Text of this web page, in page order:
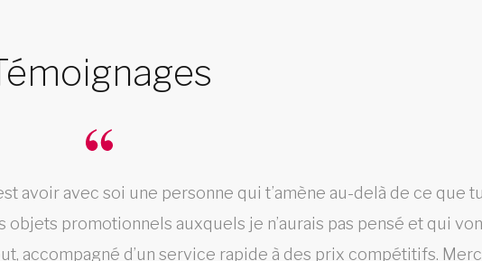
avoir avec soi une personne qui t’amène au-delà de ce que tu
objets promotionnels auxquels je n’aurais pas pensé et qui
accompagné d’un service rapide à des prix compétitifs.